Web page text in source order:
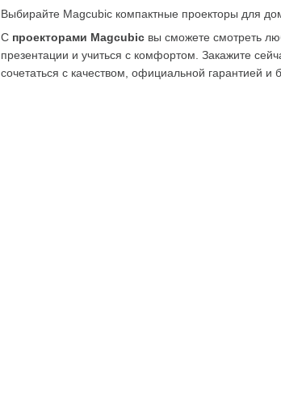
Выбирайте Magcubic компактные проекторы для
С проекторами Magcubic вы сможете смотреть
презентации и учиться с комфортом. Закажите
сочетаться с качеством, официальной гарантией